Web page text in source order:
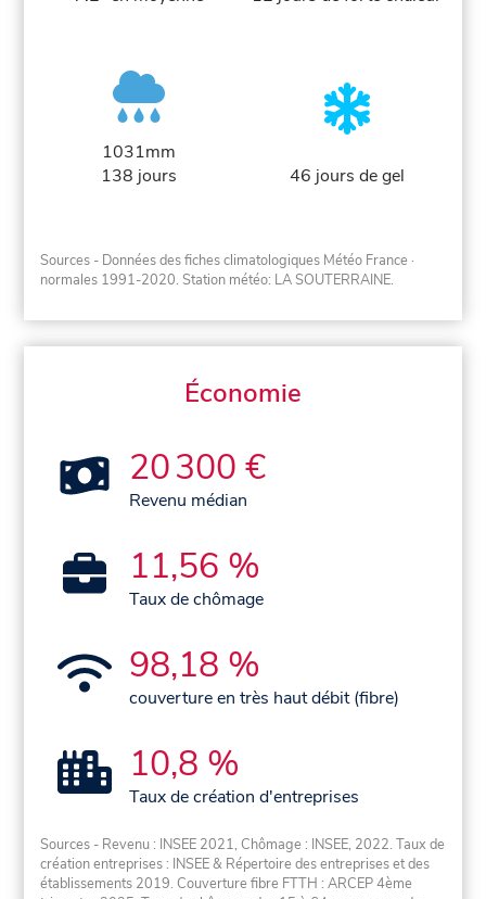
1031mm
138 jours
46 jours de gel
Sources - Données des fiches climatologiques Météo France ·
normales 1991-2020. Station météo: LA SOUTERRAINE.
Économie
20 300 €
Revenu médian
11,56 %
Taux de chômage
98,18 %
couverture en très haut débit (fibre)
10,8 %
Taux de création d'entreprises
Sources - Revenu : INSEE 2021, Chômage : INSEE, 2022. Taux de
création entreprises : INSEE & Répertoire des entreprises et des
établissements 2019. Couverture fibre FTTH : ARCEP 4ème